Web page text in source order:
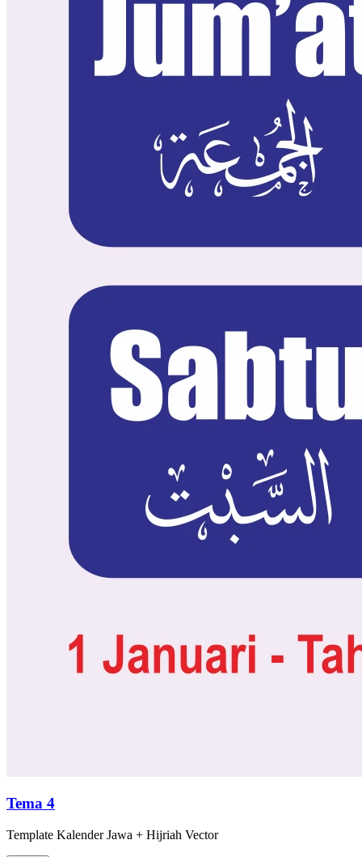
Tema 4
Template Kalender Jawa + Hijriah Vector